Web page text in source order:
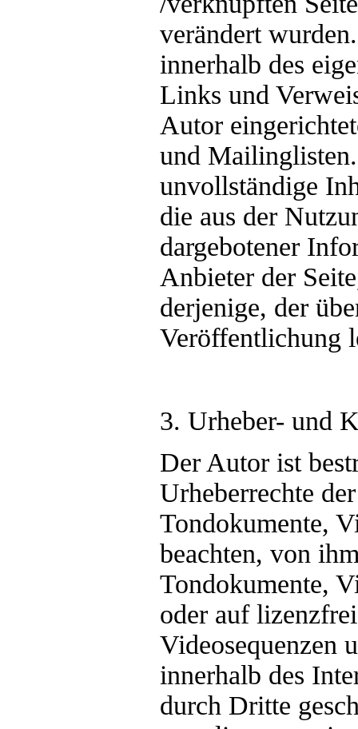
verändert
innerhalb des
Links und
Autor
und
unvollständige
die aus der
dargebotener
Anbieter der
derjenige, der
Veröffentlichung
3. Urheber- und
Der Autor ist
Urheberrechte
Tondokumente,
beachten, von
Tondokumente,
oder auf
Videosequenzen
innerhalb des
durch Dritte